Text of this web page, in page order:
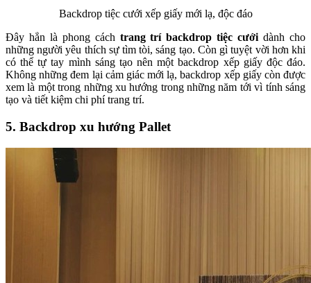
Backdrop tiệc cưới xếp giấy mới lạ, độc đáo
Đây hẳn là phong cách trang trí backdrop tiệc cưới dành cho
những người yêu thích sự tìm tòi, sáng tạo. Còn gì tuyệt vời hơn khi
có thể tự tay mình sáng tạo nên một backdrop xếp giấy độc đáo.
Không những đem lại cảm giác mới lạ, backdrop xếp giấy còn được
xem là một trong những xu hướng trong những năm tới vì tính sáng
tạo và tiết kiệm chi phí trang trí.
5. Backdrop xu hướng Pallet